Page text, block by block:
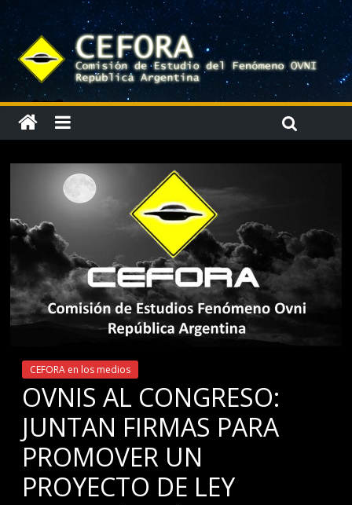
CEFORA en los medios
OVNIS AL CONGRESO:
JUNTAN FIRMAS PARA
PROMOVER UN
PROYECTO DE LEY